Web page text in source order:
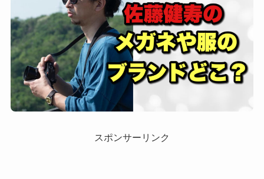
スポンサーリンク